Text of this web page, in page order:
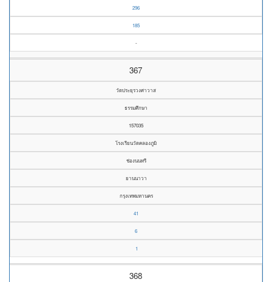
296
185
-
367
วัดประยุรวงศาวาส
ธรรมศึกษา
157035
โรงเรียนวัดคลองภูมิ
ช่องนนทรี
ยานนาวา
กรุงเทพมหานคร
41
6
1
368